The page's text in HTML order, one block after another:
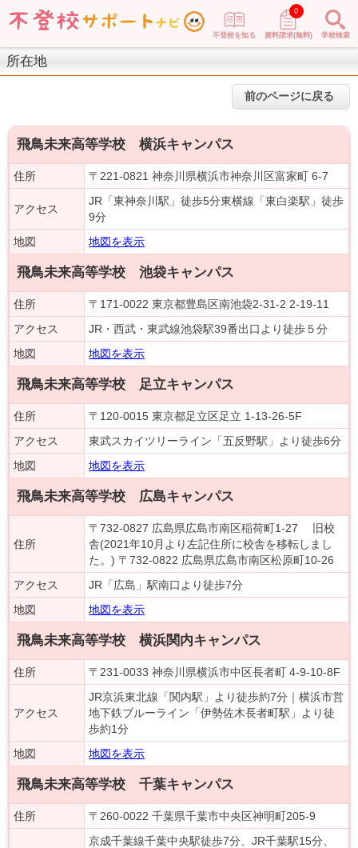
不登校を知る 資料請求(無料)
0
学校検索
所在地
前のページに戻る
飛鳥未来高等学校 横浜キャンパス
住所 〒221-0821 神奈川県横浜市神奈川区富家町 6-7
アクセス
JR「東神奈川駅」徒歩5分東横線「東白楽駅」徒歩
9分
地図
地図を表示
飛鳥未来高等学校 池袋キャンパス
住所
〒171-0022 東京都豊島区南池袋2-31-2 2-19-11
アクセス
JR・西武・東武線池袋駅39番出口より徒歩５分
地図
地図を表示
飛鳥未来高等学校 足立キャンパス
住所
〒120-0015 東京都足立区足立 1-13-26-5F
アクセス
東武スカイツリーライン「五反野駅」より徒歩6分
地図
地図を表示
飛鳥未来高等学校 広島キャンパス
住所
〒732-0827 広島県広島市南区稲荷町1-27 旧校
舎(2021年10月より左記住所に校舎を移転しまし
た。) 〒732-0822 広島県広島市南区松原町10-26
アクセス
JR「広島」駅南口より徒歩7分
地図
地図を表示
飛鳥未来高等学校 横浜関内キャンパス
住所 〒231-0033 神奈川県横浜市中区長者町 4-9-10-8F
アクセス
JR京浜東北線「関内駅」より徒歩約7分｜横浜市営
地下鉄ブルーライン「伊勢佐木長者町駅」より徒
歩約1分
地図
地図を表示
飛鳥未来高等学校 千葉キャンパス
住所 〒260-0022 千葉県千葉市中央区神明町205-9
京成千葉線千葉中央駅徒歩7分、JR千葉駅15分、